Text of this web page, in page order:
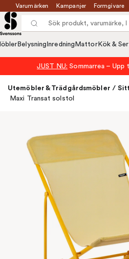
Varumärken Kampanjer Formgivare
Belysning Inredning MattorKök &
JUST NU: Sommarrea – Upp
Utemöbler & Trädgårdsmöbler /
Maxi Transat solstol